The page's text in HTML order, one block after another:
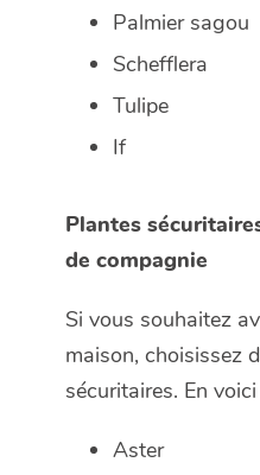
Palmier sagou
Schefflera
Tulipe
If
Plantes
de compagnie
Si vous souhaitez
maison, choisissez
sécuritaires. En
Aster